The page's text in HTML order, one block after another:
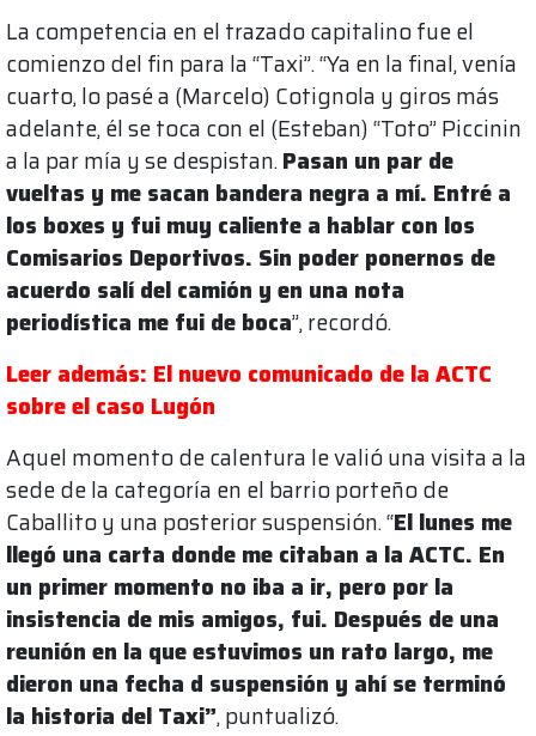
La competencia en el trazado capitalino fue el
comienzo del fin para la “Taxi”. “Ya en la final, venía
cuarto, lo pasé a (Marcelo) Cotignola y giros más
adelante, él se toca con el (Esteban) “Toto” Piccinin
a la par mía y se despistan.Pasan un par de
vueltas y me sacan bandera negra a mí. Entré a
los boxes y fui muy caliente a hablar con los
Comisarios Deportivos. Sin poder ponernos de
acuerdo salí del camión y en una nota
periodística me fui de boca”, recordó.
Leer además: El nuevo comunicado de la ACTC
sobre el caso Lugón
Aquel momento de calentura le valió una visita a la
sede de la categoría en el barrio porteño de
Caballito y una posterior suspensión. “El lunes me
llegó una carta donde me citaban a la ACTC. En
un primer momento no iba a ir, pero por la
insistencia de mis amigos, fui. Después de una
reunión en la que estuvimos un rato largo, me
dieron una fecha d suspensión y ahí se terminó
la historia del Taxi”, puntualizó.